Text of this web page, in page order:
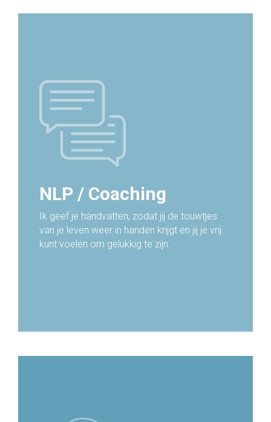
NLP / Coaching
Ik geef je handvatten, zodat jij de touwtjes
van je leven weer in handen krijgt en jij je vrij
kunt voelen om gelukkig te zijn.